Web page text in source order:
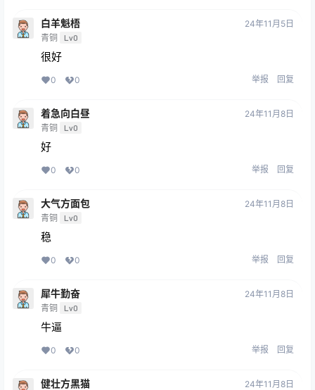
白羊魁梧
青铜 Lv0
24年11月5日
很好
0 0 举报 回复
着急向白昼
青铜 Lv0
24年11月8日
好
0 0 举报 回复
大气方面包
青铜 Lv0
24年11月8日
稳
0 0 举报 回复
犀牛勤奋
青铜 Lv0
24年11月8日
牛逼
0 0 举报 回复
健壮方黑猫 24年11月8日